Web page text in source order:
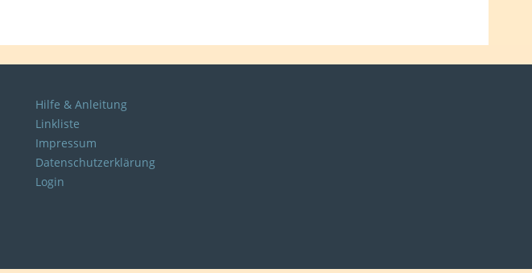
Hilfe & Anleitung
Linkliste
Impressum
Datenschutzerklärung
Login